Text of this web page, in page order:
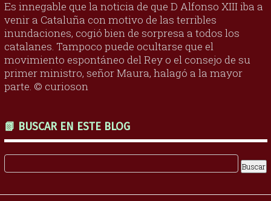
Es innegable que la noticia de que D Alfonso XIII iba a
venir a Cataluña con motivo de las terribles
inundaciones, cogió bien de sorpresa a todos los
catalanes. Tampoco puede ocultarse que el
movimiento espontáneo del Rey o el consejo de su
primer ministro, señor Maura, halagó a la mayor
parte. © curioson
📗 BUSCAR EN ESTE BLOG